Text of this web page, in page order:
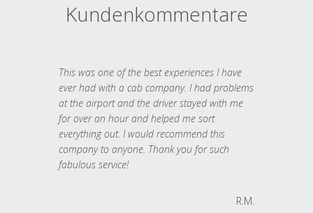
Kundenkommentare
This was one of the best experiences I have
ever had with a cab company. I had problems
at the airport and the driver stayed with me
for over an hour and helped me sort
everything out. I would recommend this
company to anyone. Thank you for such
fabulous service!
R.M.